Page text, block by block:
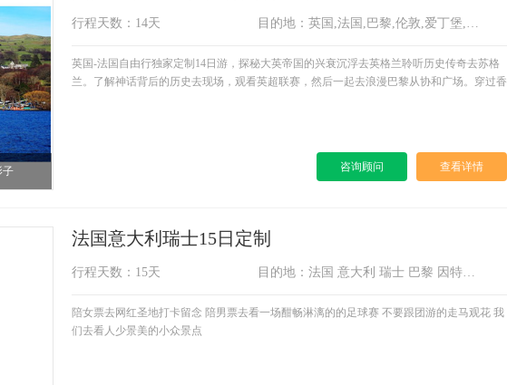
子
行程天数：14天 目的地：英国,法国,巴黎,伦敦,爱丁堡,温德米尔,牛津,剑桥,约克
英国-法国自由行独家定制14日游，探秘大英帝国的兴衰沉浮去英格兰聆听历史传奇去苏格
兰。了解神话背后的历史去现场，观看英超联赛，然后一起去浪漫巴黎从协和广场。穿过香
咨询顾问 查看详情
法国意大利瑞士15日定制
行程天数：15天 目的地：法国 意大利 瑞士 巴黎 因特拉肯 苏黎世 少女峰 米兰 威尼斯 佛罗伦萨 比萨 罗瓦
陪女票去网红圣地打卡留念 陪男票去看一场酣畅淋漓的的足球赛 不要跟团游的走马观花 我
们去看人少景美的小众景点